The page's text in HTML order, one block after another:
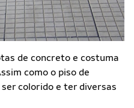
de concreto e costuma
como o piso de
colorido e ter diversas